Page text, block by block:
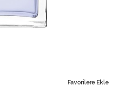
Favorilere Ekle